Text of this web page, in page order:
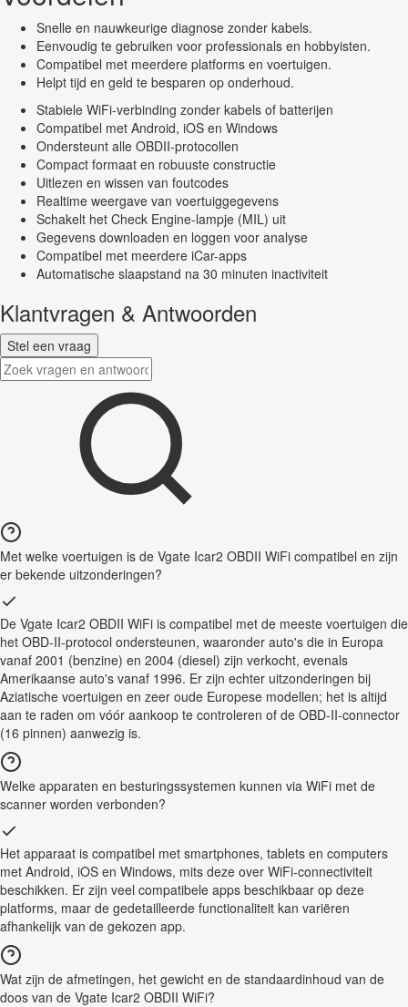
Snelle en nauwkeurige diagnose zonder kabels.
Eenvoudig te gebruiken voor professionals en hobbyisten.
Compatibel met meerdere platforms en voertuigen.
Helpt tijd en geld te besparen op onderhoud.
Stabiele WiFi-verbinding zonder kabels of batterijen
Compatibel met Android, iOS en Windows
Ondersteunt alle OBDII-protocollen
Compact formaat en robuuste constructie
Uitlezen en wissen van foutcodes
Realtime weergave van voertuiggegevens
Schakelt het Check Engine-lampje (MIL) uit
Gegevens downloaden en loggen voor analyse
Compatibel met meerdere iCar-apps
Automatische slaapstand na 30 minuten inactiviteit
Klantvragen & Antwoorden
Stel een vraag
Met welke voertuigen is de Vgate Icar2 OBDII WiFi compatibel en zijn
er bekende uitzonderingen?
De Vgate Icar2 OBDII WiFi is compatibel met de meeste voertuigen die
het OBD-II-protocol ondersteunen, waaronder auto's die in Europa
vanaf 2001 (benzine) en 2004 (diesel) zijn verkocht, evenals
Amerikaanse auto's vanaf 1996. Er zijn echter uitzonderingen bij
Aziatische voertuigen en zeer oude Europese modellen; het is altijd
aan te raden om vóór aankoop te controleren of de OBD-II-connector
(16 pinnen) aanwezig is.
Welke apparaten en besturingssystemen kunnen via WiFi met de
scanner worden verbonden?
Het apparaat is compatibel met smartphones, tablets en computers
met Android, iOS en Windows, mits deze over WiFi-connectiviteit
beschikken. Er zijn veel compatibele apps beschikbaar op deze
platforms, maar de gedetailleerde functionaliteit kan variëren
afhankelijk van de gekozen app.
Wat zijn de afmetingen, het gewicht en de standaardinhoud van de
doos van de Vgate Icar2 OBDII WiFi?